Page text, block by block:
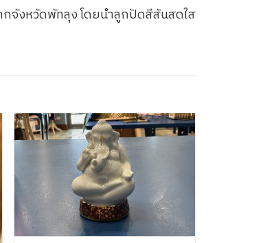
กจังหวัดพัทลุง โดยนำลูกปัดสีสันสดใส